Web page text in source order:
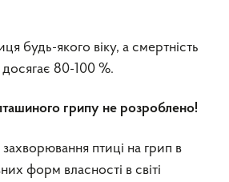
будь-якого віку, а смертність
80-100 %.
грипу не розроблено!
птиці на грип в
форм власності в світі